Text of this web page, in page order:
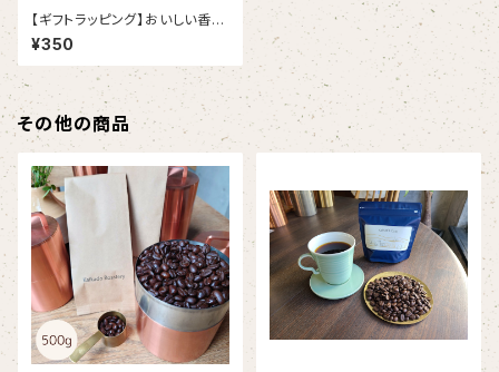
【ギフトラッピング】おいしい香り
の贈り物
¥350
その他の商品